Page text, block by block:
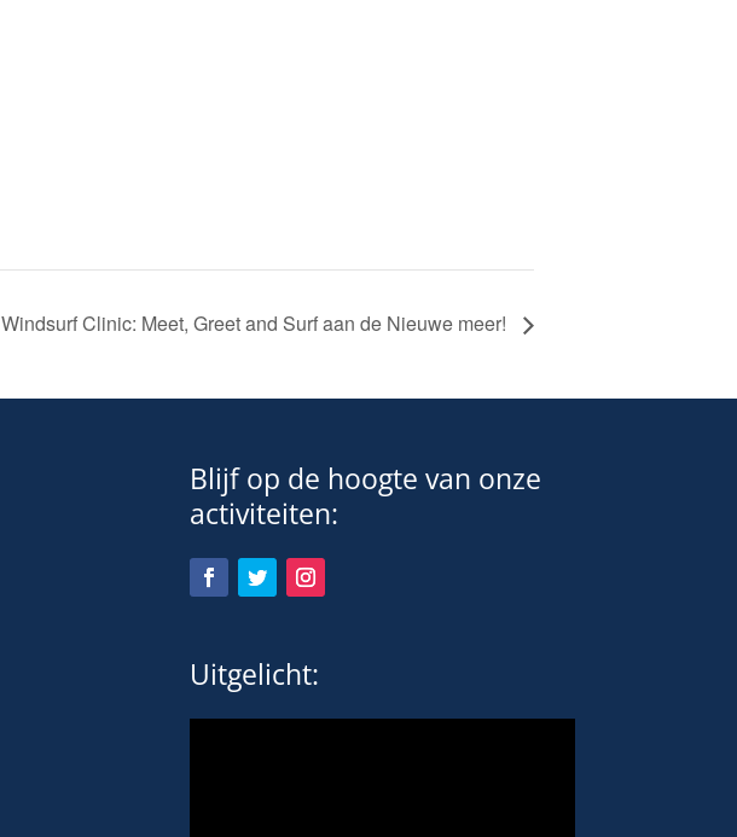
Windsurf Clinic: Meet, Greet and Surf aan de Nieuwe meer!
Blijf op de hoogte van onze
activiteiten:
Uitgelicht: